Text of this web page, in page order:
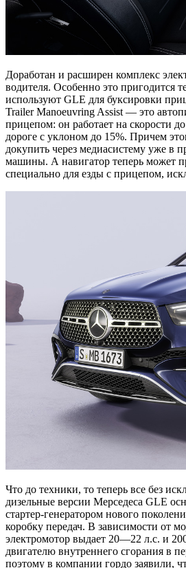
Доработан и расширен комплекс
водителя. Особенно это пригодится
используют GLE для буксировки
Trailer Manoeuvring Assist — это
прицепом: он работает на скорости
дороге с уклоном до 15%. Причем
докупить через медиасистему уже в
машины. А навигатор теперь может
специально для езды с прицепом,
Что до техники, то теперь все без
дизельные версии Мерседеса GLE
стартер-генератором нового
коробку передач. В зависимости от
электромотор выдает 20—22 л.с. и
двигателю внутреннего сгорания в
поэтому в компании гордо заявили,